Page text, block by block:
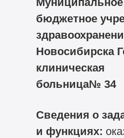
бюджетное
Новосибирска
клиническая
больница№ 34
Сведения о
и функциях: